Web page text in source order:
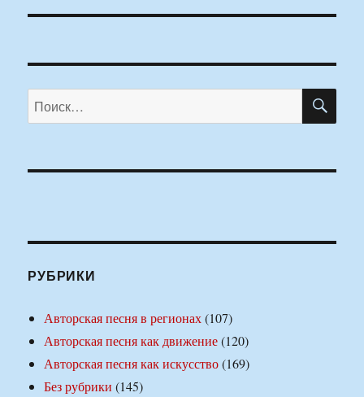
Искать:
РУБРИКИ
Авторская песня в регионах(107)
Авторская песня как движение(120)
Авторская песня как искусство(169)
Без рубрики (145)